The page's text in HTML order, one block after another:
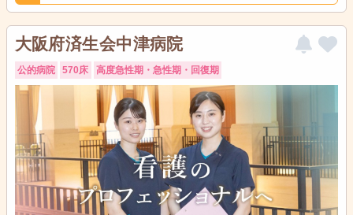
大阪府済生会中津病院
公的病院 570床 高度急性期・急性期・回復期